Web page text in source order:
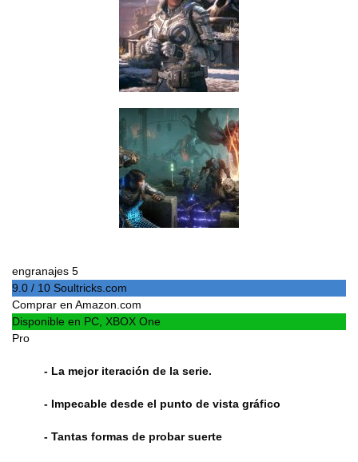
engranajes 5
9.0 / 10 Soultricks.com
Comprar en Amazon.com
Disponible en PC, XBOX One
Pro
- La mejor iteración de la serie.
- Impecable desde el punto de vista gráfico
- Tantas formas de probar suerte